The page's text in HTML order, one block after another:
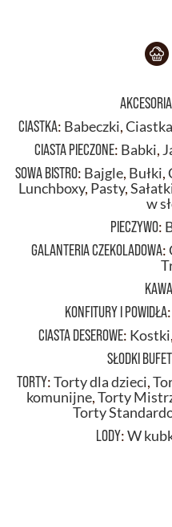
AKCESORIA
CIASTKA: Babeczki,
CIASTA PIECZONE: Babki,
SOWA BISTRO: Bajgle, Bułki,
Lunchboxy, Pasty,
w
PIECZYWO:
GALANTERIA CZEKOLADOWA:
KAWA
KONFITURY I POWIDŁA:
CIASTA DESEROWE: Kostki,
SŁODKI BUFET
TORTY:Torty dla dzieci,
komunijne,Torty
Torty
LODY:W